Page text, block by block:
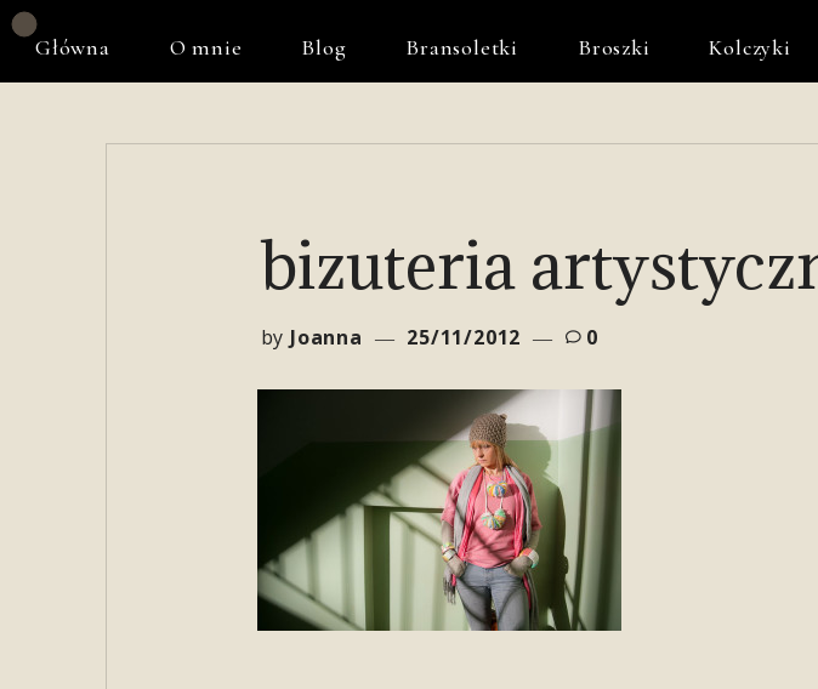
Główna O mnie Blog Bransoletki Broszki Kolczyki
bizuteria
by Joanna 25/11/2012 0